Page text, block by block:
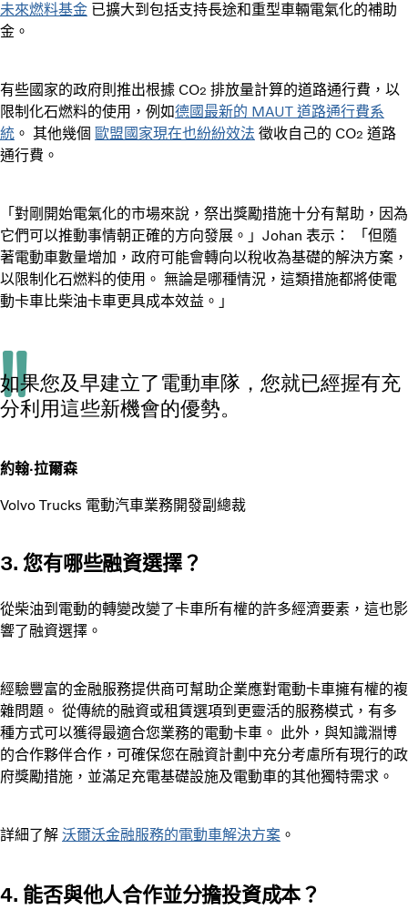
未來燃料基金 已擴大到包括支持長途和重型車輛電氣化的補助
金。
有些國家的政府則推出根據 CO2 排放量計算的道路通行費，以
限制化石燃料的使用，例如德國最新的 MAUT 道路通行費系
統 。 其他幾個 歐盟國家現在也紛紛效法 徵收自己的 CO2 道路
通行費。
「對剛開始電氣化的市場來說，祭出獎勵措施十分有幫助，因為
它們可以推動事情朝正確的方向發展。」Johan 表示： 「但隨
著電動車數量增加，政府可能會轉向以稅收為基礎的解決方案，
以限制化石燃料的使用。 無論是哪種情況，這類措施都將使電
動卡車比柴油卡車更具成本效益。」
如果您及早建立了電動車隊，您就已經握有充
分利用這些新機會的優勢。
約翰·拉爾森
Volvo Trucks 電動汽車業務開發副總裁
3. 您有哪些融資選擇？
從柴油到電動的轉變改變了卡車所有權的許多經濟要素，這也影
響了融資選擇。
經驗豐富的金融服務提供商可幫助企業應對電動卡車擁有權的複
雜問題。 從傳統的融資或租賃選項到更靈活的服務模式，有多
種方式可以獲得最適合您業務的電動卡車。 此外，與知識淵博
的合作夥伴合作，可確保您在融資計劃中充分考慮所有現行的政
府獎勵措施，並滿足充電基礎設施及電動車的其他獨特需求。
詳細了解 沃爾沃金融服務的電動車解決方案 。
4. 能否與他人合作並分擔投資成本？